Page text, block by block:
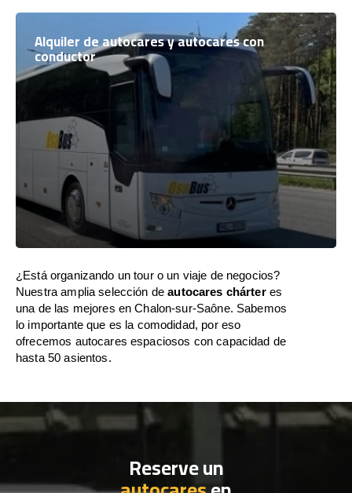
Alquiler de autocares y autocares con
conductor
¿Está organizando un tour o un viaje de negocios?
Nuestra amplia selección deautocares chárteres
una de las mejores en Chalon-sur-Saône. Sabemos
lo importante que es la comodidad, por eso
ofrecemos autocares espaciosos con capacidad de
hasta 50 asientos.
Reserve un